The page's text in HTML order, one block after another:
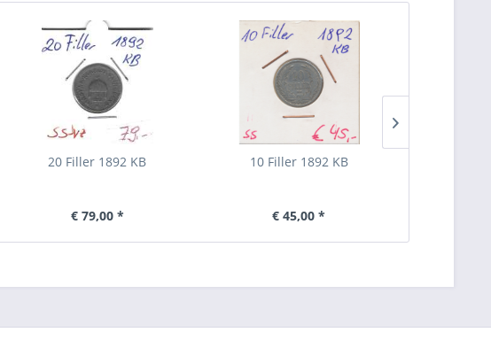
20 Filler 1892 KB
€ 79,00 *
10 Filler 1892 KB
€ 45,00 *